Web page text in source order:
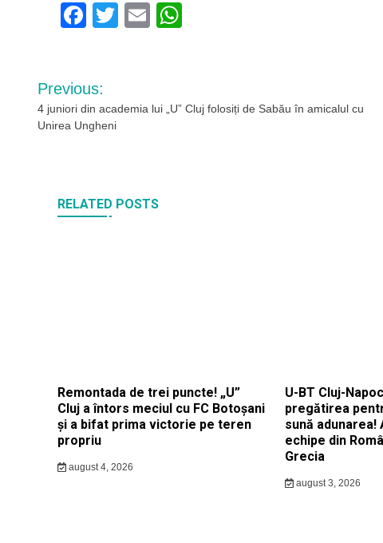
Facebook
TwitterEmail
Navigare
în
Previous:
4 juniori din academia lui „U” Cluj folosiți de Sabău în amicalul cu
Unirea Ungheni
RELATED POSTS
Remontada de trei puncte! „U”
Cluj a întors meciul cu FC Botoșani
și a bifat prima victorie pe teren
propriu
august 4, 2026
U-BT Cluj-
pregătirea
sună
echipe din
Grecia
august 3, 2026